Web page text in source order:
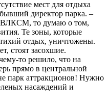
мест для отдыха
директор парка. –
ВЛКСМ, то думаю о том,
Те зоны, которые
отдых, уничтожены.
стоят засохшие.
то решило, что на
прямо в центральной
парк аттракционов! Нужно
насаждений и